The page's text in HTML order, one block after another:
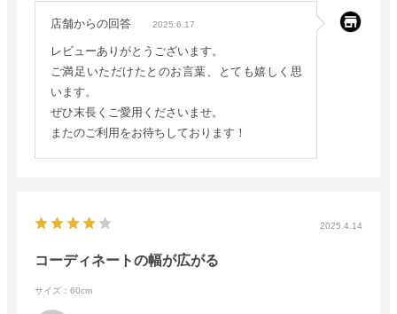
店舗からの回答 2025.6.17
レビューありがとうございます。
ご満足いただけたとのお言葉、とても嬉しく思
います。
ぜひ末長くご愛用くださいませ。
またのご利用をお待ちしております！
2025.4.14
コーディネートの幅が広がる
サイズ：60cm